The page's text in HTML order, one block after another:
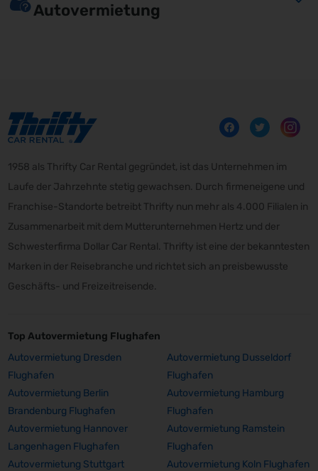
Autovermietung
1958 als Thrifty Car Rental gegründet, ist das Unternehmen im
Laufe der Jahrzehnte stetig gewachsen. Durch firmeneigene und
Franchise-Standorte betreibt Thrifty nun mehr als 4.000 Filialen in
Zusammenarbeit mit dem Mutterunternehmen Hertz und der
Schwesterfirma Dollar Car Rental. Thrifty ist eine der bekanntesten
Marken in der Reisebranche und richtet sich an preisbewusste
Geschäfts- und Freizeitreisende.
Top Autovermietung Flughafen
Autovermietung Dresden
Flughafen
Autovermietung Dusseldorf
Flughafen
Autovermietung Berlin
Brandenburg Flughafen
Autovermietung Hamburg
Flughafen
Autovermietung Hannover
Langenhagen Flughafen
Autovermietung Ramstein
Flughafen
Autovermietung Stuttgart
Autovermietung Koln Flughafen